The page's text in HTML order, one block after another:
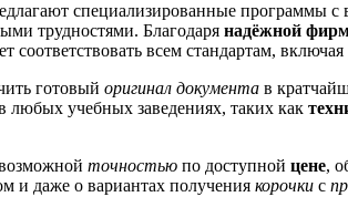
специализированные программы
трудностями. Благодаря надёжной
соответствовать всем стандартам,
готовый оригинал документа в
любых учебных заведениях, таких как
точностью по доступной цене,
и даже о вариантах получения корочки с